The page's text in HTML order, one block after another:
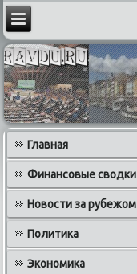
Главная
Финансовые сводки
Новости за рубежом
Политика
Экономика